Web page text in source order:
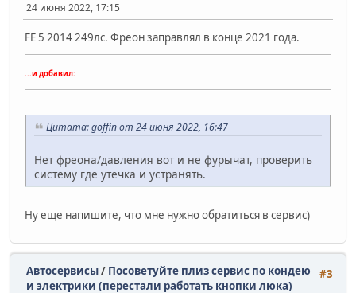
24 июня 2022, 17:15
FE 5 2014 249лс. Фреон заправлял в конце 2021 года.
...и добавил:
Цитата: goffin от 24 июня 2022, 16:47
Нет фреона/давления вот и не фурычат, проверить
систему где утечка и устранять.
Ну еще напишите, что мне нужно обратиться в сервис)
#3
Автосервисы/ Посоветуйте плиз сервис по кондею
и электрики (перестали работать кнопки люка)